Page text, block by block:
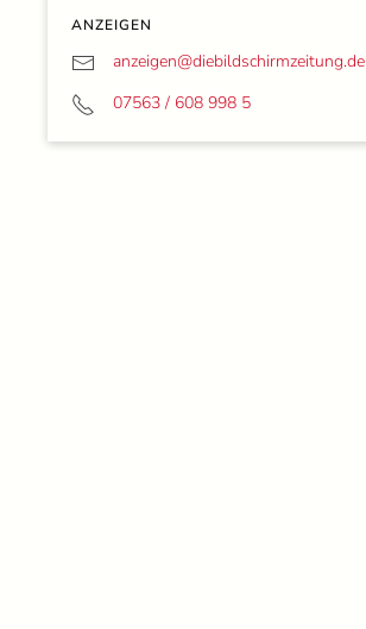
ANZEIGEN
anzeigen@diebildschirmzeitung.de
07563 / 608 998 5